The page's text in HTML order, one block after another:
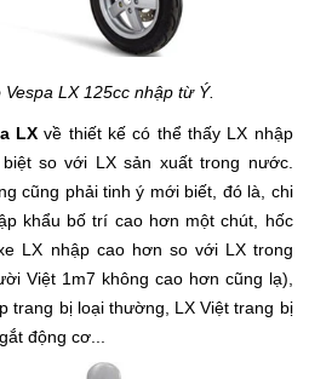
LX 125cc nhập từ Ý.
LXvề thiết kế có thể thấy LX nhập
so với LX sản xuất trong nước.
cũng phải tinh ý mới biết, đó là, chi
khẩu bố trí cao hơn một chút, hốc
LX nhập cao hơn so với LX trong
Việt 1m7 không cao hơn cũng lạ),
trang bị loại thường, LX Việt trang bị
động cơ...